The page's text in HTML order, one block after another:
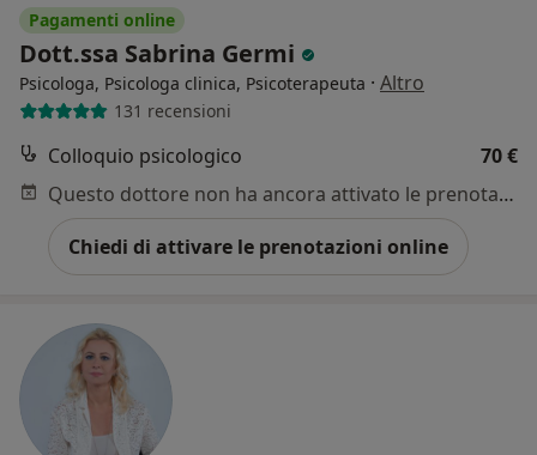
Pagamenti online
Dott.ssa Sabrina Germi
Psicologa, Psicologa clinica, Psicoterapeuta · Altro
131 recensioni
Colloquio psicologico
70 €
Questo dottore non ha ancora attivato le prenotazioni online presso questo indirizzo.
Chiedi di attivare le prenotazioni online